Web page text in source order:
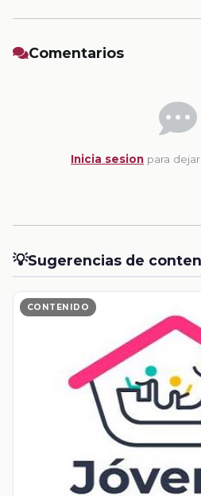
Comentarios
Inicia sesion para
💡Sugerencias de
CONTENIDO